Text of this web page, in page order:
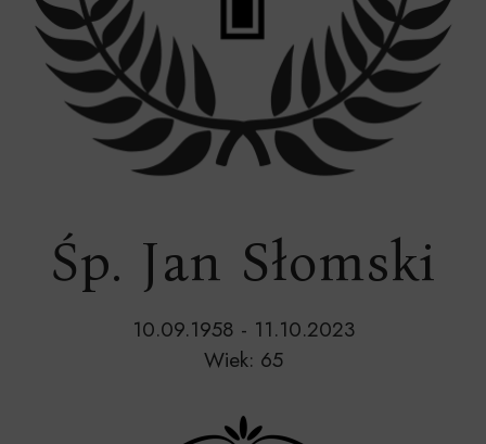
Śp. Jan Słomski
10.09.1958 - 11.10.2023
Wiek: 65